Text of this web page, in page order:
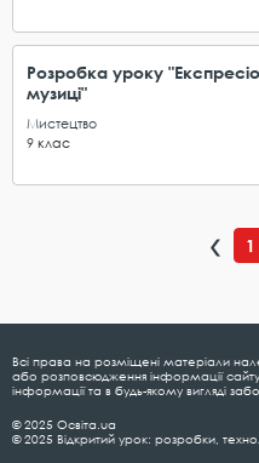
Розробка уроку
музиці"
Мистецтво
9 клас
1
Всі права на розміщені матеріали
або розповсюдження інформації сайту
інформації та в будь-якому вигляді
© 2025 Освіта.ua
© 2025 Відкритий урок: розробки,